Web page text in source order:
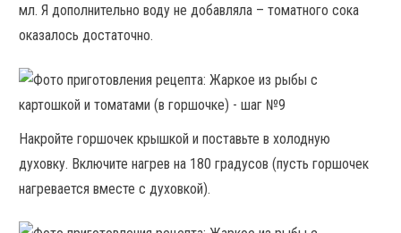
мл. Я дополнительно воду не добавляла – томатного сока
оказалось достаточно.
Накройте горшочек крышкой и поставьте в холодную
духовку. Включите нагрев на 180 градусов (пусть горшочек
нагревается вместе с духовкой).